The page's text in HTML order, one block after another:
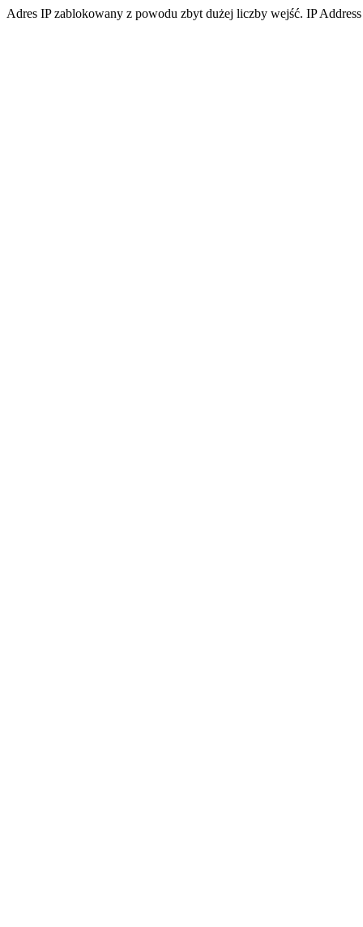
Adres IP zablokowany z powodu zbyt dużej liczby wejść. IP